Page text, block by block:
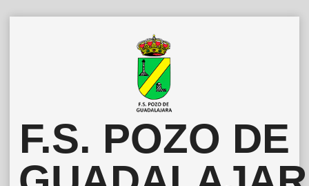
F.S. POZO DE